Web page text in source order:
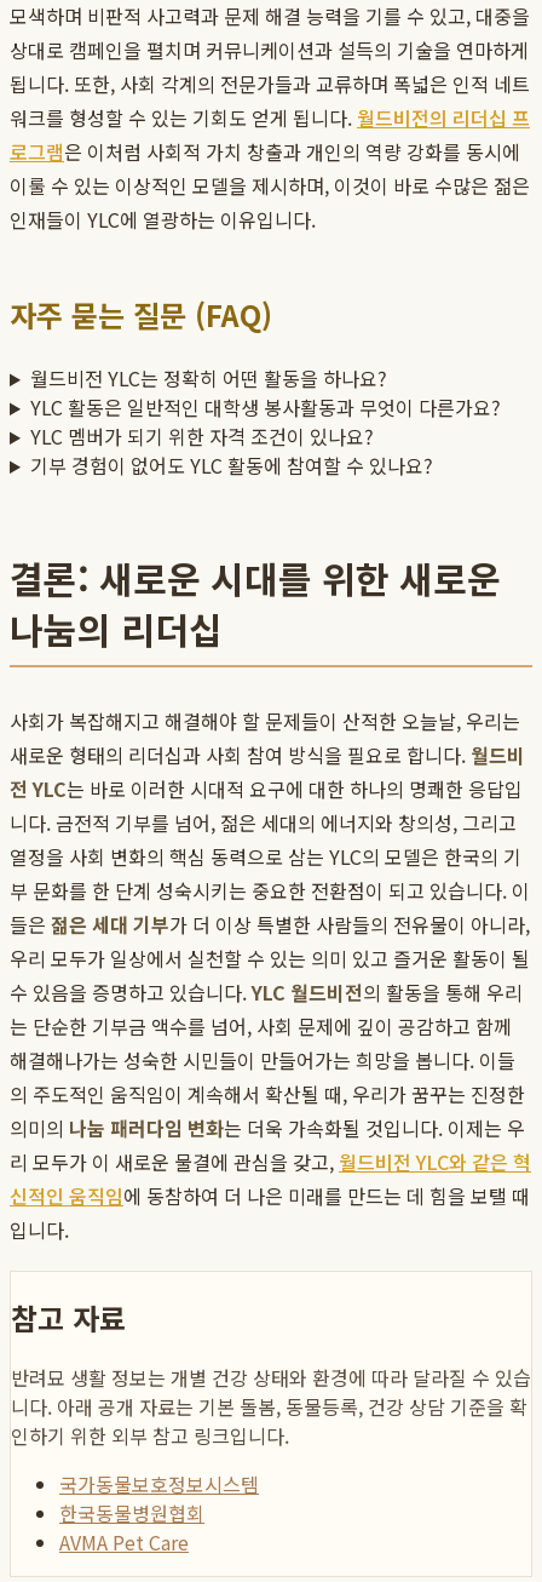
모색하며 비판적 사고력과 문제 해결 능력을 기를 수 있고, 대중을
상대로 캠페인을 펼치며 커뮤니케이션과 설득의 기술을 연마하게
됩니다. 또한, 사회 각계의 전문가들과 교류하며 폭넓은 인적 네트
워크를 형성할 수 있는 기회도 얻게 됩니다. 월드비전의 리더십 프
로그램은 이처럼 사회적 가치 창출과 개인의 역량 강화를 동시에
이룰 수 있는 이상적인 모델을 제시하며, 이것이 바로 수많은 젊은
인재들이 YLC에 열광하는 이유입니다.
자주 묻는 질문 (FAQ)
월드비전 YLC는 정확히 어떤 활동을 하나요?
YLC 활동은 일반적인 대학생 봉사활동과 무엇이 다른가요?
YLC 멤버가 되기 위한 자격 조건이 있나요?
기부 경험이 없어도 YLC 활동에 참여할 수 있나요?
결론: 새로운 시대를 위한 새로운
나눔의 리더십
사회가 복잡해지고 해결해야 할 문제들이 산적한 오늘날, 우리는
새로운 형태의 리더십과 사회 참여 방식을 필요로 합니다. 월드비
전 YLC는 바로 이러한 시대적 요구에 대한 하나의 명쾌한 응답입
니다. 금전적 기부를 넘어, 젊은 세대의 에너지와 창의성, 그리고
열정을 사회 변화의 핵심 동력으로 삼는 YLC의 모델은 한국의 기
부 문화를 한 단계 성숙시키는 중요한 전환점이 되고 있습니다. 이
들은 젊은 세대 기부가 더 이상 특별한 사람들의 전유물이 아니라,
우리 모두가 일상에서 실천할 수 있는 의미 있고 즐거운 활동이 될
수 있음을 증명하고 있습니다.YLC 월드비전의 활동을 통해 우리
는 단순한 기부금 액수를 넘어, 사회 문제에 깊이 공감하고 함께
해결해나가는 성숙한 시민들이 만들어가는 희망을 봅니다. 이들
의 주도적인 움직임이 계속해서 확산될 때, 우리가 꿈꾸는 진정한
의미의 나눔 패러다임 변화는 더욱 가속화될 것입니다. 이제는 우
리 모두가 이 새로운 물결에 관심을 갖고, 월드비전 YLC와 같은 혁
신적인 움직임에 동참하여 더 나은 미래를 만드는 데 힘을 보탤 때
입니다.
참고 자료
반려묘 생활 정보는 개별 건강 상태와 환경에 따라 달라질 수 있습
니다. 아래 공개 자료는 기본 돌봄, 동물등록, 건강 상담 기준을 확
인하기 위한 외부 참고 링크입니다.
국가동물보호정보시스템
한국동물병원협회
AVMA Pet Care